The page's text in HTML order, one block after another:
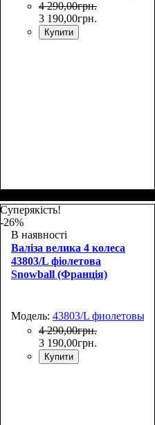
4 290,00грн.
3 190,00грн.
Купити
77х54х31
Суперякість!
-26%
В наявності
Валіза велика 4 колеса
43803/L фіолетова
Snowball (Франція)
Модель: 43803/L фиолетовый
4 290,00грн.
3 190,00грн.
Купити